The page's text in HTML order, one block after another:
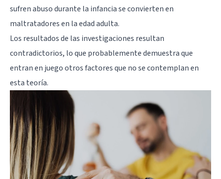
sufren abuso durante la infancia se convierten en
maltratadores en la edad adulta.
Los resultados de las investigaciones resultan
contradictorios, lo que probablemente demuestra que
entran en juego otros factores que no se contemplan en
esta teoría.